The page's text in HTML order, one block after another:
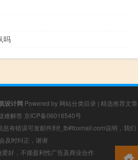
吗
设计网 Powered by 网站分类目录 | 精选推荐文章
难解答 京ICP备06016540号
有错误可发邮件到f_fb#foxmail.com说明，我们
会及时纠正，谢谢
好，不接盈利性广告及商业合作